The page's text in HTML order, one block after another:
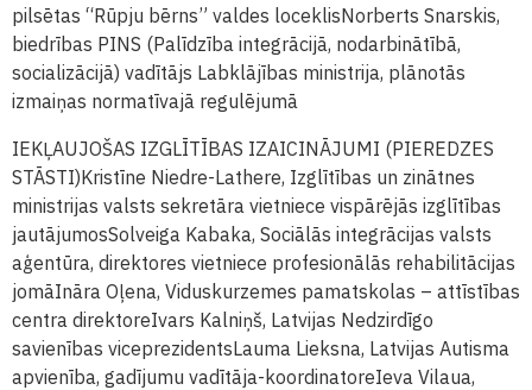
pilsētas “Rūpju bērns” valdes loceklisNorberts Snarskis,
biedrības PINS (Palīdzība integrācijā, nodarbinātībā,
socializācijā) vadītājs Labklājības ministrija, plānotās
izmaiņas normatīvajā regulējumā
IEKĻAUJOŠAS IZGLĪTĪBAS IZAICINĀJUMI (PIEREDZES
STĀSTI)Kristīne Niedre-Lathere, Izglītības un zinātnes
ministrijas valsts sekretāra vietniece vispārējās izglītības
jautājumosSolveiga Kabaka, Sociālās integrācijas valsts
aģentūra, direktores vietniece profesionālās rehabilitācijas
jomāInāra Oļena, Viduskurzemes pamatskolas – attīstības
centra direktoreIvars Kalniņš, Latvijas Nedzirdīgo
savienības viceprezidentsLauma Lieksna, Latvijas Autisma
apvienība, gadījumu vadītāja-koordinatoreIeva Vilaua,